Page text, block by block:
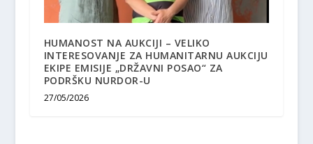
HUMANOST NA AUKCIJI – VELIKO
INTERESOVANJE ZA HUMANITARNU AUKCIJU
EKIPE EMISIJE „DRŽAVNI POSAO“ ZA
PODRŠKU NURDOR-U
27/05/2026